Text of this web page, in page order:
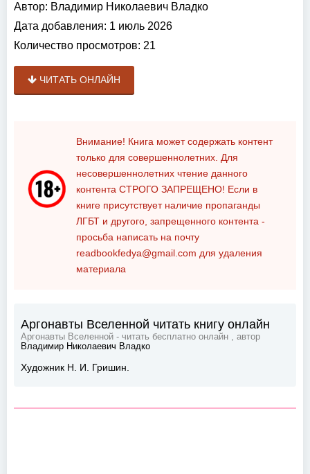
Автор: Владимир Николаевич Владко
Дата добавления: 1 июль 2026
Количество просмотров: 21
ЧИТАТЬ ОНЛАЙН
Внимание! Книга может содержать контент
только для совершеннолетних. Для
несовершеннолетних чтение данного
контента СТРОГО ЗАПРЕЩЕНО! Если в
книге присутствует наличие пропаганды
ЛГБТ и другого, запрещенного контента -
просьба написать на почту
readbookfedya@gmail.com для удаления
материала
Аргонавты Вселенной читать книгу онлайн
Аргонавты Вселенной - читать бесплатно онлайн , автор
Владимир Николаевич Владко
Художник Н. И. Гришин.